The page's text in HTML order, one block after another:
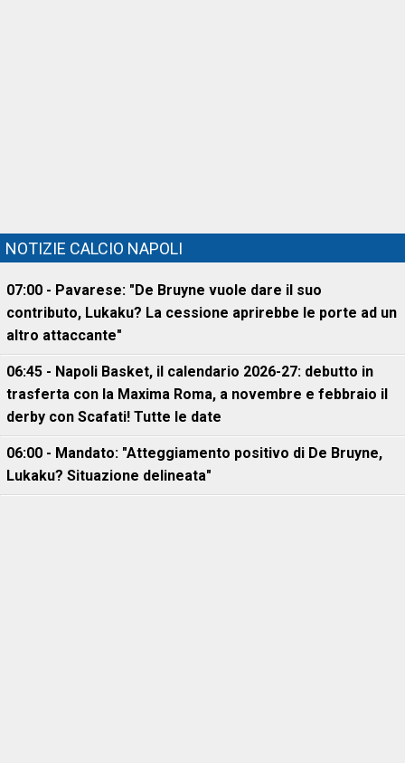
NOTIZIE CALCIO NAPOLI
07:00 - Pavarese: "De Bruyne vuole dare il suo
contributo, Lukaku? La cessione aprirebbe le porte ad un
altro attaccante"
06:45 - Napoli Basket, il calendario 2026-27: debutto in
trasferta con la Maxima Roma, a novembre e febbraio il
derby con Scafati! Tutte le date
06:00 - Mandato: "Atteggiamento positivo di De Bruyne,
Lukaku? Situazione delineata"